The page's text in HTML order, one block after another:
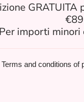
GRATUITA
€89
Per importi minori
Terms and conditions of